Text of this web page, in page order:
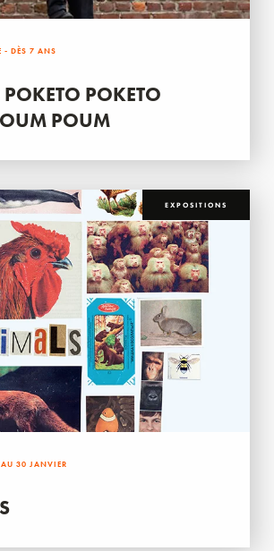
- DÈS 7 ANS
POKETO
POUM
EXPOSITIONS
AU 30 JANVIER